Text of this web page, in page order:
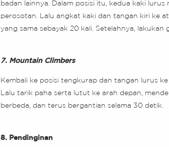
badan lainnya. Dalam posisi itu, kedua kaki
perosotan. Lalu angkat kaki dan tangan kiri ke
yang sama sebayak 20 kali. Setelahnya, lakukan
7. Mountain Climbers
Kembali ke posisi tengkurap dan tangan lurus
Lalu tarik paha serta lutut ke arah depan,
berbeda, dan terus bergantian selama 30 detik.
8. Pendinginan